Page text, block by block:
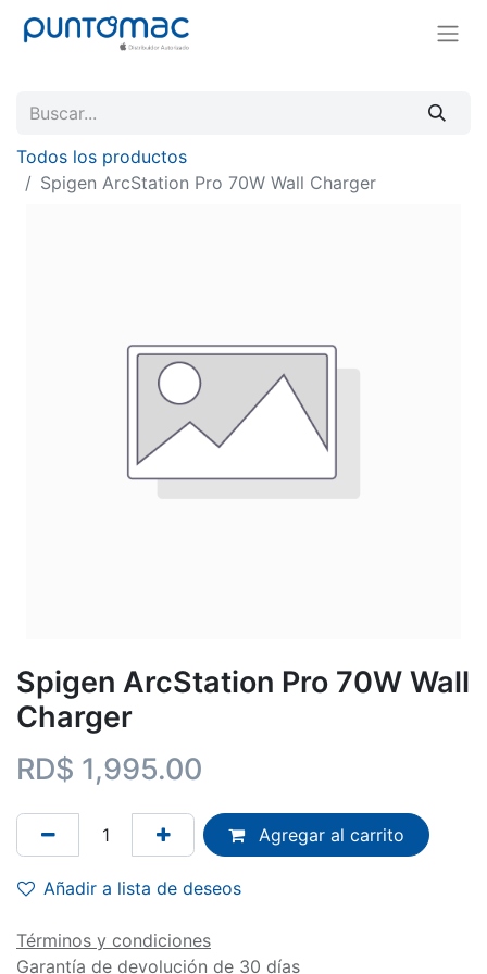
Todos los productos
Spigen ArcStation Pro 70W Wall Charger
Spigen ArcStation Pro 70W Wall
Charger
RD$ 1,995.00
Agregar al carrito
Añadir a lista de deseos
Términos y condiciones
Garantía de devolución de 30 días